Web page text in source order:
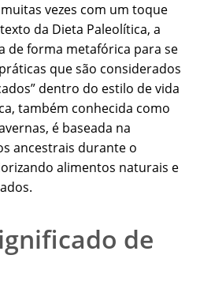
vezes com um toque
da Dieta Paleolítica, a
de forma metafórica para se
que são considerados
dentro do estilo de vida
também conhecida como
é baseada na
ancestrais durante o
alimentos naturais e
de